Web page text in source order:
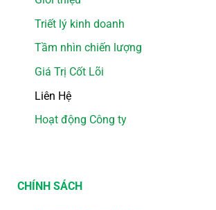
Triết lý kinh doanh
Tầm nhìn chiến lượng
Giá Trị Cốt Lõi
Liên Hệ
Hoạt động Công ty
CHÍNH SÁCH